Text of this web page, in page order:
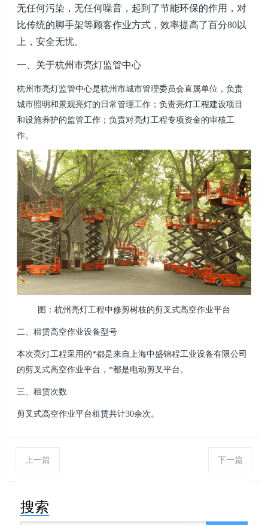
无任何污染，无任何噪音，起到了节能环保的作用，对
比传统的脚手架等顾客作业方式，效率提高了百分80以
上，安全无忧。
一、关于杭州市亮灯监管中心
杭州市亮灯监管中心是杭州市城市管理委员会直属单位，负责
城市照明和景观亮灯的日常管理工作；负责亮灯工程建设项目
和设施养护的监管工作；负责对亮灯工程专项资金的审核工
作。
图：杭州亮灯工程中修剪树枝的剪叉式高空作业平台
二、租赁高空作业设备型号
本次亮灯工程采用的*都是来自上海中盛锦程工业设备有限公司
的剪叉式高空作业平台，*都是电动剪叉平台。
三、租赁次数
剪叉式高空作业平台租赁共计30余次。
上一篇 下一篇
搜索